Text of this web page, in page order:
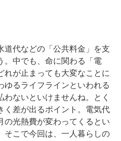
道代などの「公共料金」を支
。中でも、命に関わる「電
れが止まっても大変なことに
ゆるライフラインといわれる
わないといけませんね。とく
く差が出るポイント。電気代
の光熱費が変わってくるとい
そこで今回は、一人暮らしの